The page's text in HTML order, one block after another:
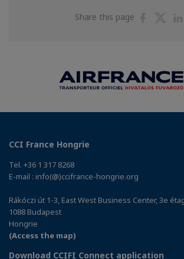
Share this page
Share
CCI France Hongrie
Tel. +36 1 317 8268
E-mail : info(@)ccifrance-hongrie.org
Rákóczi út 1-3, East West Business Center, 3e
1088 Budapest
Hongrie
(Access the map)
Download CCIFI Connect application